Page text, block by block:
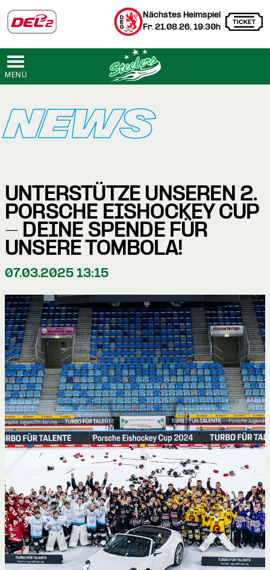
Nächstes Heimspiel
Fr. 21.08.26, 19:30h
MENÜ
NEWS
UNTERSTÜTZE UNSEREN 2.
PORSCHE EISHOCKEY CUP
- DEINE SPENDE FÜR
UNSERE TOMBOLA!
07.03.2025 13:15